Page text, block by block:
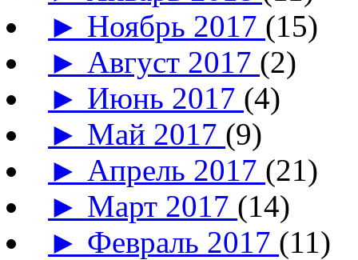
► Ноябрь 2017 (15)
► Август 2017 (2)
► Июнь 2017 (4)
► Май 2017 (9)
► Апрель 2017 (21)
► Март 2017 (14)
► Февраль 2017 (11)